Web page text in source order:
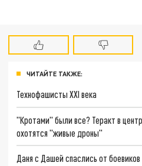
ЧИТАЙТЕ ТАКЖЕ:
Технофашисты XXI века
"Кротами" были все? Теракт в
охотятся "живые дроны"
Даня с Дашей спаслись от